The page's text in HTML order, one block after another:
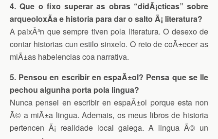
4. Que o fixo superar as obras “didÃ¡cticas” sobre
arqueoloxÃ­a e historia para dar o salto Ã¡ literatura?
A paixÃ³n que sempre tiven pola literatura. O desexo de
contar historias cun estilo sinxelo. O reto de coÃ±ecer as
miÃ±as habelencias coa narrativa.
5. Pensou en escribir en espaÃ±ol? Pensa que se lle
pechou algunha porta pola lingua?
Nunca pensei en escribir en espaÃ±ol porque esta non
Ã© a miÃ±a lingua. Ademais, os meus libros de historia
pertencen Ã¡ realidade local galega. A lingua Ã© un